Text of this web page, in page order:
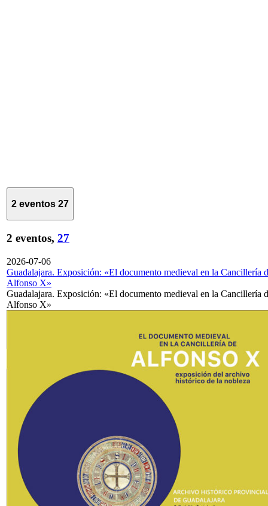
2 eventos 27
2 eventos, 27
2026-07-06
Guadalajara. Exposición: «El documento medieval en la Cancillería
Alfonso X»
Guadalajara. Exposición: «El documento medieval en la Cancillería
Alfonso X»